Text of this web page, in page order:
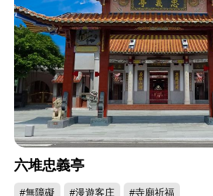
六堆忠義亭
#無障礙 #漫遊客庄 #寺廟祈福